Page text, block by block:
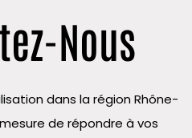
Nous
dans la région Rhône-
de répondre à vos